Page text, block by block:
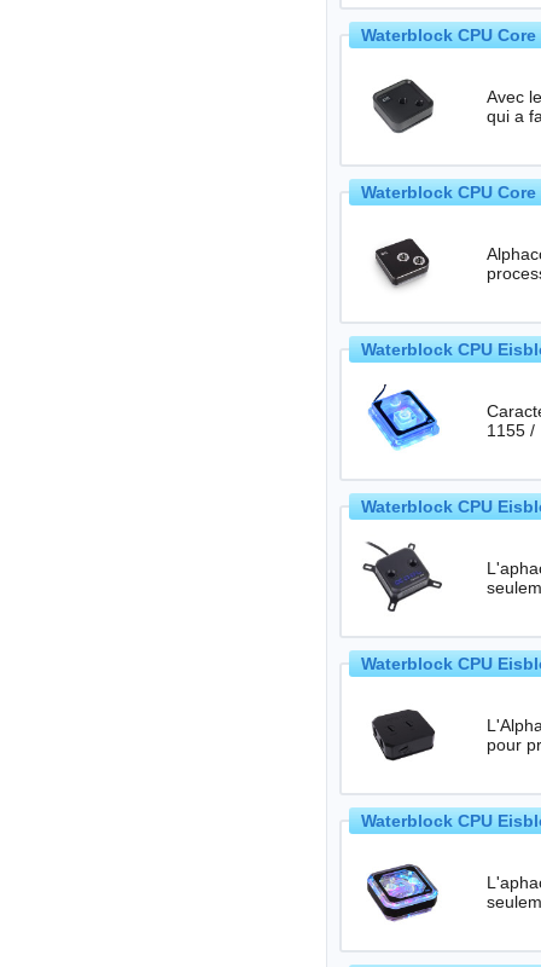
Waterblock CPU
Avec
qui a
Waterblock CPU
Waterblock CPU
Caractéristiques
1155 /
Waterblock CPU
Waterblock CPU
Waterblock CPU